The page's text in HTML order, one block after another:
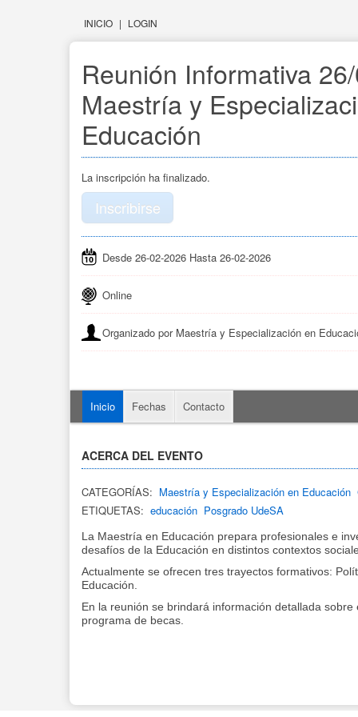
INICIO | LOGIN
Reunión Informativa
Maestría y
Educación
La inscripción ha finalizado.
Inscribirse
Desde 26-02-2026 Hasta 26-02-2026
Online
Organizado por Maestría y Especialización en
Inicio Fechas Contacto
ACERCA DEL EVENTO
CATEGORÍAS: Maestría y Especialización en Educación
ETIQUETAS: educación Posgrado UdeSA
La Maestría en Educación prepara profesionales e
desafíos de la Educación en distintos contextos
Actualmente se ofrecen tres trayectos formativos:
Educación.
En la reunión se brindará información detallada
programa de becas.